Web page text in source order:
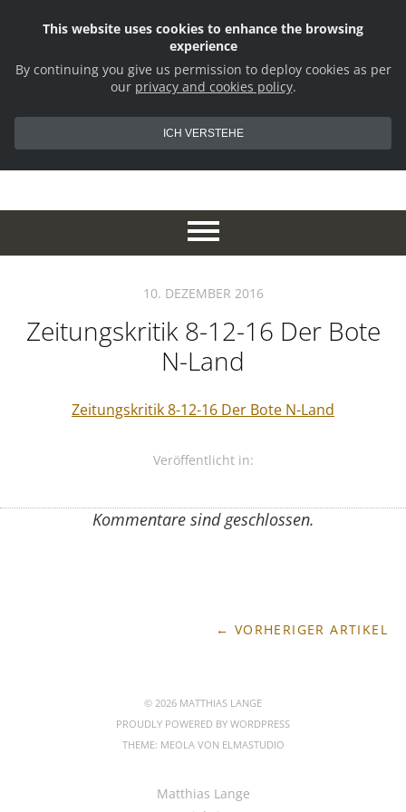
10. DEZEMBER 2016
Zeitungskritik 8-12-16 Der Bote
N-Land
Zeitungskritik 8-12-16 Der Bote N-Land
Veröffentlicht in:
Kommentare sind geschlossen.
← VORHERIGER ARTIKEL
© 2026 MATTHIAS LANGE
PROUDLY POWERED BY WORDPRESS
THEME: MEOLA VON ELMASTUDIO
Matthias Lange
This website uses cookies to enhance the browsing
experience
By continuing you give us permission to deploy cookies as per
our privacy and cookies policy.
ICH VERSTEHE